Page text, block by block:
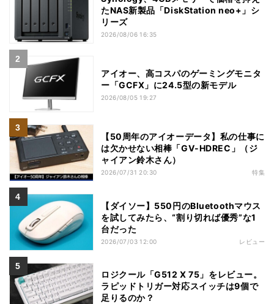
たNAS新製品「DiskStation neo+」シ
リーズ
2026/08/06 16:35
アイオー、高コスパのゲーミングモニタ
ー「GCFX」に24.5型の新モデル
2026/08/05 19:27
【50周年のアイオーデータ】私の仕事に
は欠かせない相棒「GV-HDREC」（ジ
ャイアン鈴木さん）
2026/07/31 20:30 特集
【ダイソー】550円のBluetoothマウス
を試してみたら、“割り切れば優秀”な1
台だった
2026/07/03 12:00 レビュー
ロジクール「G512 X 75」をレビュー。
ラピッドトリガー対応スイッチは9個で
足りるのか？